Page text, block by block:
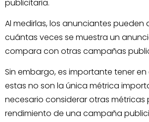
publicitaria.
Al medirlas, los anunciantes pueden
cuántas veces se muestra un
compara con otras campañas
Sin embargo, es importante tener
estas no son la única métrica
necesario considerar otras métricas
rendimiento de una campaña